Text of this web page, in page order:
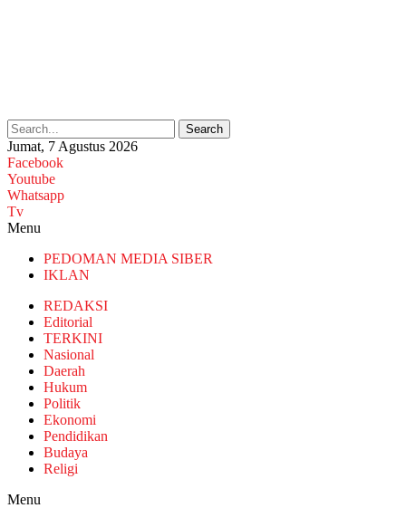
Search
Jumat, 7 Agustus 2026
Facebook
Youtube
Whatsapp
Tv
Menu
PEDOMAN MEDIA SIBER
IKLAN
REDAKSI
Editorial
TERKINI
Nasional
Daerah
Hukum
Politik
Ekonomi
Pendidikan
Budaya
Religi
Menu